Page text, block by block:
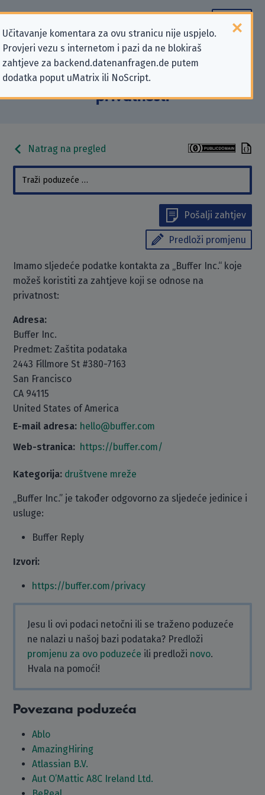
Učitavanje komentara za ovu stranicu nije uspjelo.
Provjeri vezu s internetom i pazi da ne blokiraš
zahtjeve za backend.datenanfragen.de putem
dodatka poput uMatrix ili NoScript.
Podaci kontakta „Buffer Inc.” koji se
odnose na zahtjeve za zaštitu
privatnosti
Natrag na pregled
Pošalji zahtjev
Predloži promjenu
Imamo sljedeće podatke kontakta za „Buffer Inc.“ koje
možeš koristiti za zahtjeve koji se odnose na
privatnost:
Adresa:
Buffer Inc.
Predmet: Zaštita podataka
2443 Fillmore St #380-7163
San Francisco
CA 94115
United States of America
E-mail adresa: hello@buffer.com
Web-stranica: https://buffer.com/
Kategorija: društvene mreže
„Buffer Inc.” je također odgovorno za sljedeće jedinice i
usluge:
Buffer Reply
Izvori:
https://buffer.com/privacy
Jesu li ovi podaci netočni ili se traženo poduzeće
ne nalazi u našoj bazi podataka? Predloži
promjenu za ovo poduzeće ili predloži novo.
Hvala na pomoći!
Povezana poduzeća
Ablo
AmazingHiring
Atlassian B.V.
Aut O’Mattic A8C Ireland Ltd.